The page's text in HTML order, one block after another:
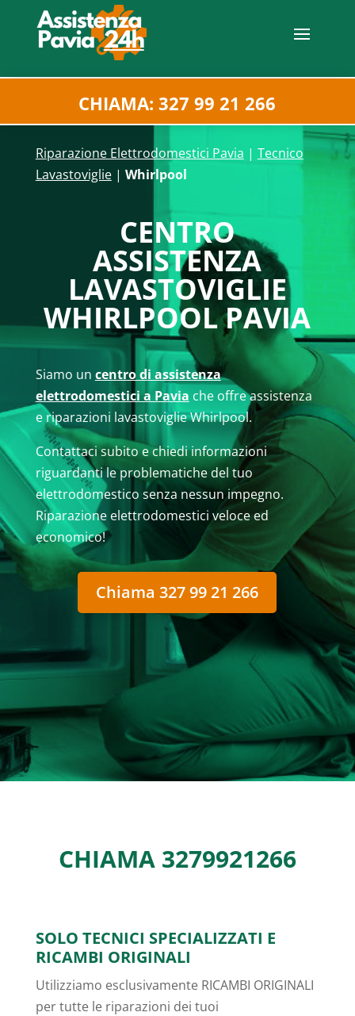
CHIAMA: 327 99 21 266
Riparazione Elettrodomestici Pavia | Tecnico
Lavastoviglie| Whirlpool
CENTRO
ASSISTENZA
LAVASTOVIGLIE
WHIRLPOOL PAVIA
Siamo un centro di assistenza
elettrodomestici a Pavia che offre assistenza
e riparazioni lavastoviglie Whirlpool.
Contattaci subito e chiedi informazioni
riguardanti le problematiche del tuo
elettrodomestico senza nessun impegno.
Riparazione elettrodomestici veloce ed
economico!
Chiama 327 99 21 266
CHIAMA 3279921266
SOLO TECNICI SPECIALIZZATI E
RICAMBI ORIGINALI
Utilizziamo esclusivamente RICAMBI ORIGINALI
per tutte le riparazioni dei tuoi